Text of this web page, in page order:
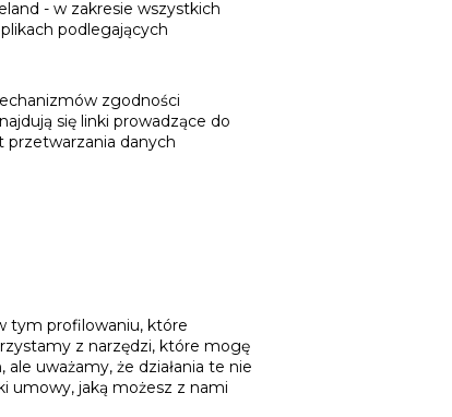
- w zakresie wszystkich
podlegających
zgodności
się linki prowadzące do
danych
tym profilowaniu, które
z narzędzi, które mogę
uważamy, że działania te nie
umowy, jaką możesz z nami